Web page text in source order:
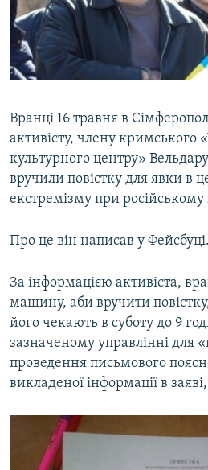
ВІДЕОУРОКИ «ELIFBE»
СВІДЧЕННЯ ОКУПАЦІЇ
УКРАЇНСЬКА ПРОБЛЕМА КРИМУ
Русский
Qırımtatar
Усі сайти RFE/RL
Вранці 16 травня в
активісту, члену кримського
культурного центру»
вручили повістку для явки в
екстремізму при
Про це він написав у Фейсбуці.
За інформацією активіста,
машину, аби вручити
його чекають в суботу до 9
зазначеному управлінні для
проведення письмового
викладеної інформації в